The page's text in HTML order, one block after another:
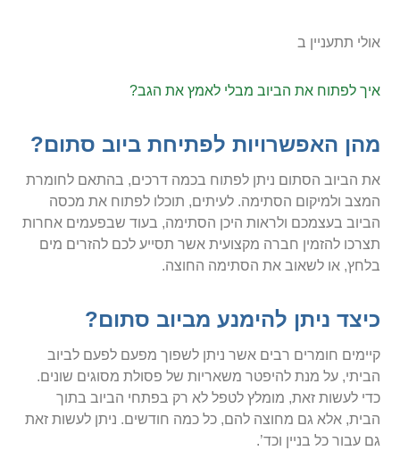
אולי תתעניין ב
איך לפתוח את הביוב מבלי לאמץ את הגב?
מהן האפשרויות לפתיחת ביוב סתום?
את הביוב הסתום ניתן לפתוח בכמה דרכים, בהתאם לחומרת
המצב ולמיקום הסתימה. לעיתים, תוכלו לפתוח את מכסה
הביוב בעצמכם ולראות היכן הסתימה, בעוד שבפעמים אחרות
תצרכו להזמין חברה מקצועית אשר תסייע לכם להזרים מים
בלחץ, או לשאוב את הסתימה החוצה.
כיצד ניתן להימנע מביוב סתום?
קיימים חומרים רבים אשר ניתן לשפוך מפעם לפעם לביוב
הביתי, על מנת להיפטר משאריות של פסולת מסוגים שונים.
כדי לעשות זאת, מומלץ לטפל לא רק בפתחי הביוב בתוך
הבית, אלא גם מחוצה להם, כל כמה חודשים. ניתן לעשות זאת
גם עבור כל בניין וכד’.